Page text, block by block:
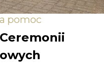
pomoc